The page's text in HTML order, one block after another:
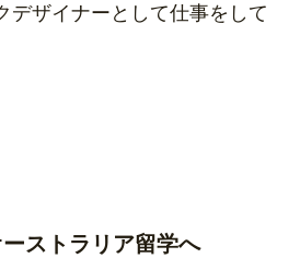
デザイナーとして仕事をして
ストラリア留学へ